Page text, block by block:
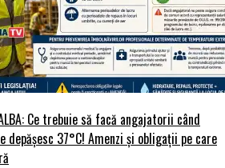
Ce trebuie să facă angajatorii când
depășesc 37°C! Amenzi și obligații pe care